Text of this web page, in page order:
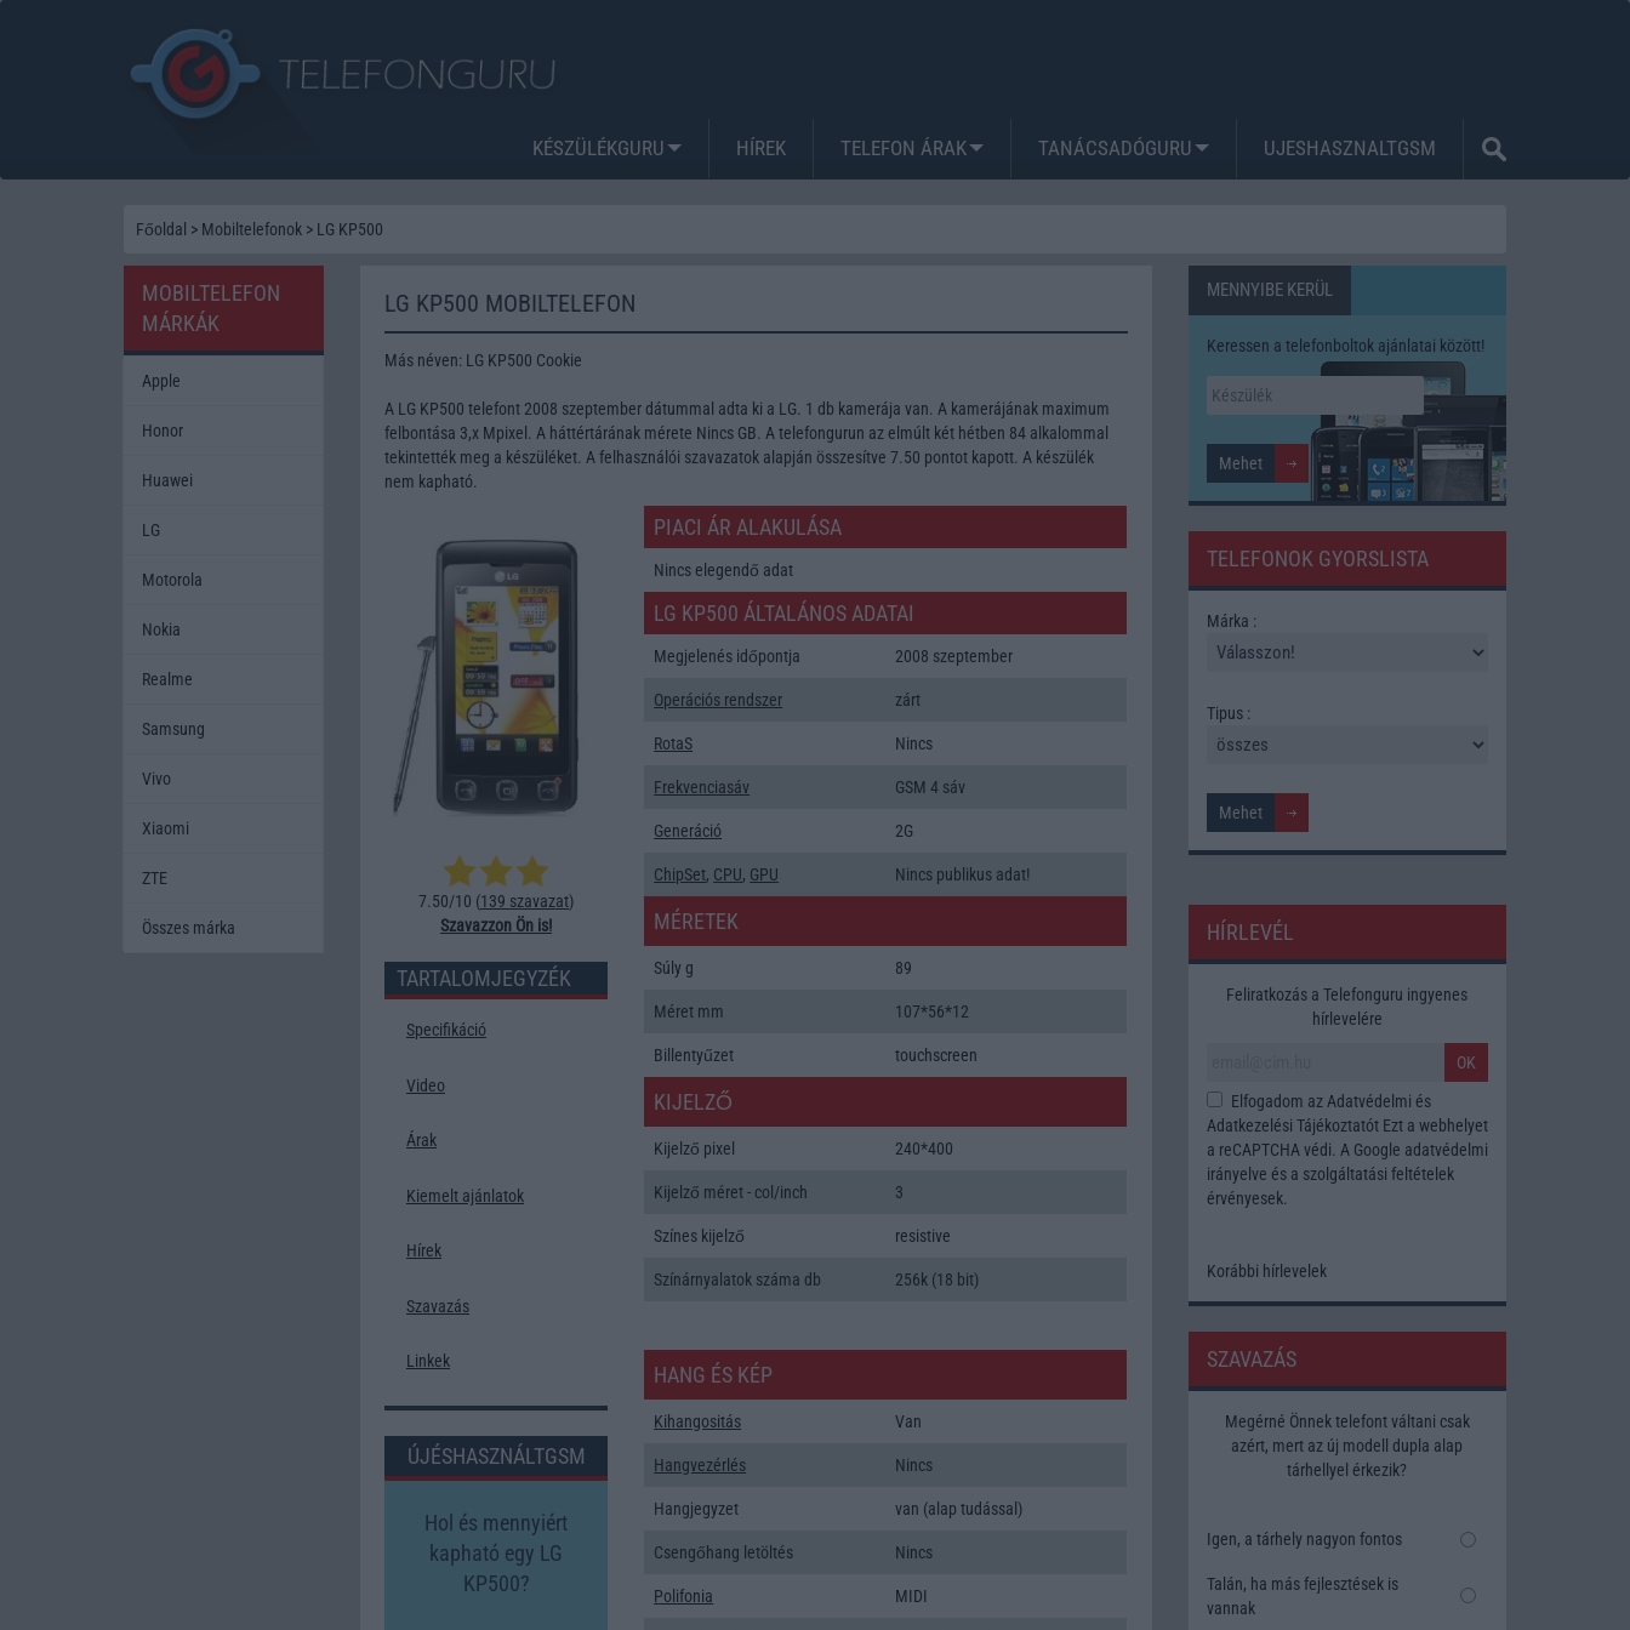
KÉSZÜLÉKGURU HÍREK TELEFON ÁRAK TANÁCSADÓGURU UJESHASZNALTGSM
Főoldal > Mobiltelefonok > LG KP500
LG KP500 MOBILTELEFON
Más néven: LG KP500 Cookie
A LG KP500 telefont 2008 szeptember dátummal adta ki a LG. 1 db kamerája van. A kamerájának maximum
felbontása 3,x Mpixel. A háttértárának mérete Nincs GB. A telefongurun az elmúlt két hétben 84 alkalommal
tekintették meg a készüléket. A felhasználói szavazatok alapján összesítve 7.50 pontot kapott. A készülék
nem kapható.
7.50/10 (139 szavazat)
Szavazzon Ön is!
TARTALOMJEGYZÉK
Specifikáció
Video
Árak
Kiemelt ajánlatok
Hírek
Szavazás
Linkek
ÚJÉSHASZNÁLTGSM
Hol és mennyiért
kapható egy LG
KP500?
PIACI ÁR ALAKULÁSA
Nincs elegendő adat
LG KP500 ÁLTALÁNOS ADATAI
Megjelenés időpontja 2008 szeptember
Operációs rendszer zárt
RotaS Nincs
Frekvenciasáv GSM 4 sáv
Generáció 2G
ChipSet, CPU, GPU Nincs publikus adat!
MÉRETEK
Súly g 89
Méret mm 107*56*12
Billentyűzet touchscreen
KIJELZŐ
Kijelző pixel 240*400
Kijelző méret - col/inch 3
Színes kijelző resistive
Színárnyalatok száma db 256k (18 bit)
HANG ÉS KÉP
Kihangositás Van
Hangvezérlés Nincs
Hangjegyzet van (alap tudással)
Csengőhang letöltés Nincs
Polifonia MIDI
MENNYIBE KERÜL
Keressen a telefonboltok ajánlatai között!
TELEFONOK GYORSLISTA
Márka :
Tipus :
HÍRLEVÉL
Feliratkozás a Telefonguru ingyenes
hírlevelére
OK
Elfogadom az Adatvédelmi és
Adatkezelési TájékoztatótEzt a webhelyet
a reCAPTCHA védi. A Google adatvédelmi
irányelve és a szolgáltatási feltételek
érvényesek.
Korábbi hírlevelek
SZAVAZÁS
Megérné Önnek telefont váltani csak
azért, mert az új modell dupla alap
tárhellyel érkezik?
Igen, a tárhely nagyon fontos
Talán, ha más fejlesztések is
vannak
MOBILTELEFON
MÁRKÁK
Apple
Honor
Huawei
LG
Motorola
Nokia
Realme
Samsung
Vivo
Xiaomi
ZTE
Összes márka